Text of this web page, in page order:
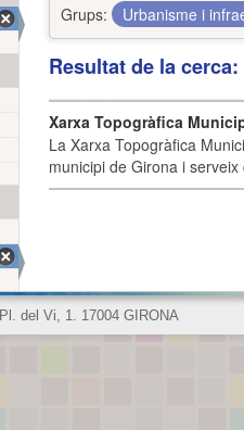
Grups:
Urbanisme i
Resultat de la
Xarxa Topogràfica
La Xarxa Topogràfica
municipi de Girona i
Pl. del Vi, 1. 17004 GIRONA